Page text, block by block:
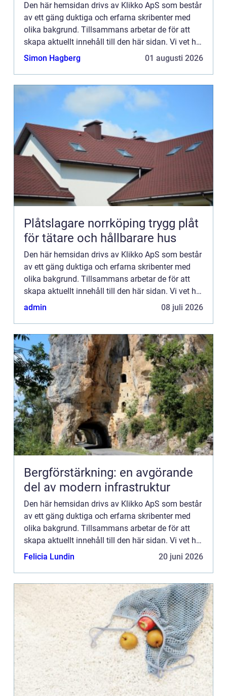
Den här hemsidan drivs av Klikko ApS som består
av ett gäng duktiga och erfarna skribenter med
olika bakgrund. Tillsammans arbetar de för att
skapa aktuellt innehåll till den här sidan. Vi vet hur
utmanande det är att läsa och genomgå en
Simon Hagberg 01 augusti 2026
Plåtslagare norrköping trygg plåt
för tätare och hållbarare hus
Den här hemsidan drivs av Klikko ApS som består
av ett gäng duktiga och erfarna skribenter med
olika bakgrund. Tillsammans arbetar de för att
skapa aktuellt innehåll till den här sidan. Vi vet hur
utmanande det är att läsa och genomgå en
admin 08 juli 2026
Bergförstärkning: en avgörande
del av modern infrastruktur
Den här hemsidan drivs av Klikko ApS som består
av ett gäng duktiga och erfarna skribenter med
olika bakgrund. Tillsammans arbetar de för att
skapa aktuellt innehåll till den här sidan. Vi vet hur
utmanande det är att läsa och genomgå en
Felicia Lundin 20 juni 2026